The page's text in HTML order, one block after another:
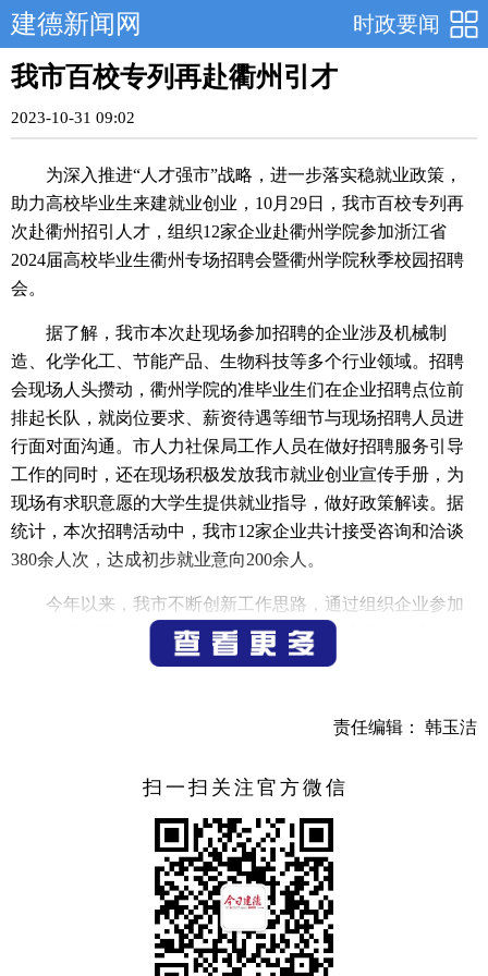
时政要闻
建德新闻网
我市百校专列再赴衢州引才
2023-10-31 09:02
为深入推进“人才强市”战略，进一步落实稳就业政策，
助力高校毕业生来建就业创业，10月29日，我市百校专列再
次赴衢州招引人才，组织12家企业赴衢州学院参加浙江省
2024届高校毕业生衢州专场招聘会暨衢州学院秋季校园招聘
会。
据了解，我市本次赴现场参加招聘的企业涉及机械制
造、化学化工、节能产品、生物科技等多个行业领域。招聘
会现场人头攒动，衢州学院的准毕业生们在企业招聘点位前
排起长队，就岗位要求、薪资待遇等细节与现场招聘人员进
行面对面沟通。市人力社保局工作人员在做好招聘服务引导
工作的同时，还在现场积极发放我市就业创业宣传手册，为
现场有求职意愿的大学生提供就业指导，做好政策解读。据
统计，本次招聘活动中，我市12家企业共计接受咨询和洽谈
380余人次，达成初步就业意向200余人。
今年以来，我市不断创新工作思路，通过组织企业参加
线上线下招聘会、探厂带岗直播、校地洽谈等多种形式，分
别与全国50余所高校开展联系，不断加强毕业生和企事业单
社会高质量发展提供强有力的智力支持和人才保障。
责任编辑： 韩玉洁
扫一扫关注官方微信